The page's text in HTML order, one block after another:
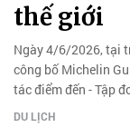
thế giới
Ngày 4/6/2026, tại
công bố Michelin
tác điểm đến - Tập
DU LỊCH